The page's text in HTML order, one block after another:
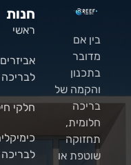
בין אם
מדובר
בתכנון
והקמה של
בריכה
חלומית,
תחזוקה
שוטפת או
חנות
ראשי
אביזרים
לבריכה
חלקי
לבריכה